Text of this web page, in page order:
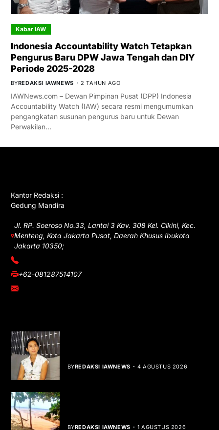
Kabar IAW
Indonesia Accountability Watch Tetapkan
Pengurus Baru DPW Jawa Tengah dan DIY
Periode 2025-2028
BYREDAKSI IAWNEWS 2 TAHUN AGO
IAWNews.com – Dewan Pimpinan Pusat (DPP) Indonesia
Accountability Watch (IAW) secara resmi mengumumkan
pengangkatan susunan pengurus baru untuk Dewan
Perwakilan…
Kantor Redaksi :
Gedung Mandira
Jl. RP. Soeroso No.33, Lantai 3 Kav. 308 Kel. Cikini, Kec.
Menteng, Kota Jakarta Pusat, Daerah Khusus Ibukota
Jakarta 10350;
(021) 3908026
+62-081287514107
adm@iawnews.com
BYREDAKSI IAWNEWS 4 AGUSTUS 2026
BYREDAKSI IAWNEWS 1 AGUSTUS 2026